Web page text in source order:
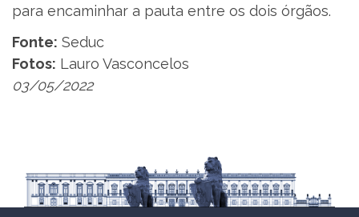
para encaminhar a pauta entre os dois órgãos.
Fonte: Seduc
Fotos: Lauro Vasconcelos
03/05/2022